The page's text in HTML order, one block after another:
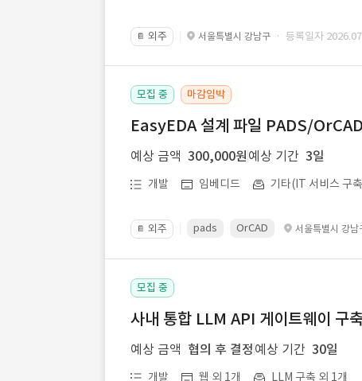
📔 외주 서울특별시 강남구 · 등록일자
모집 중 마감임박
EasyEDA 설계 파일 PADS/
예상 금액 300,000원 예상 기간 3일
개발 임베디드 기타(IT 서비스 구
📔 외주 pads OrCAD 서울특별시 강남
모집 중
사내 통합 LLM API 게이트웨이 구
예상 금액 협의 후 결정 예상 기간 30일
개발 웹 외 1개 LLM 구축 외 1개